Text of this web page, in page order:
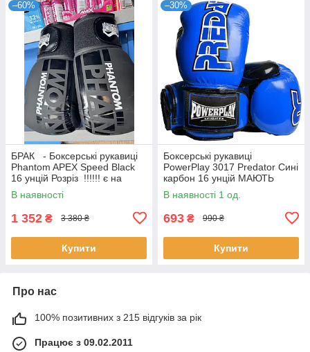
–60%
БРАК - Боксерські рукавиці
Phantom APEX Speed Black
16 унцій Розріз !!!!!! є на
ФОТО !!!
В наявності
1 352 ₴ 3 380 ₴
Купити
–30%
Боксерські рукавиці
PowerPlay 3017 Predator Сині
карбон 16 унцій МАЮТЬ
БРАК
В наявності 1 од.
693 ₴ 990 ₴
Купити
Про нас
100% позитивних з 215 відгуків за рік
Працює з 09.02.2011